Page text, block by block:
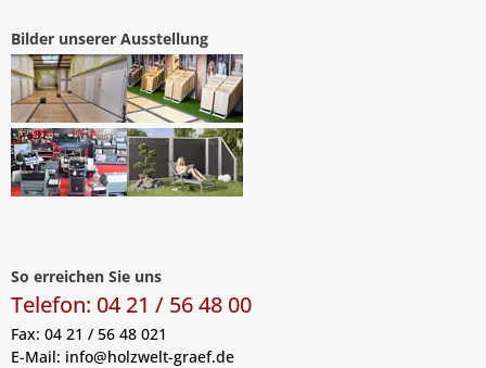
Bilder unserer Ausstellung
So erreichen Sie uns
Telefon: 04 21 / 56 48 00
Fax: 04 21 / 56 48 021
E-Mail: info@holzwelt-graef.de